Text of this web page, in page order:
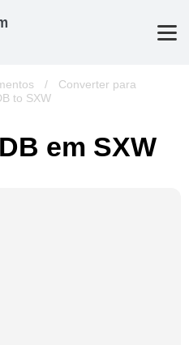
/
Converter para
to SXW
em SXW